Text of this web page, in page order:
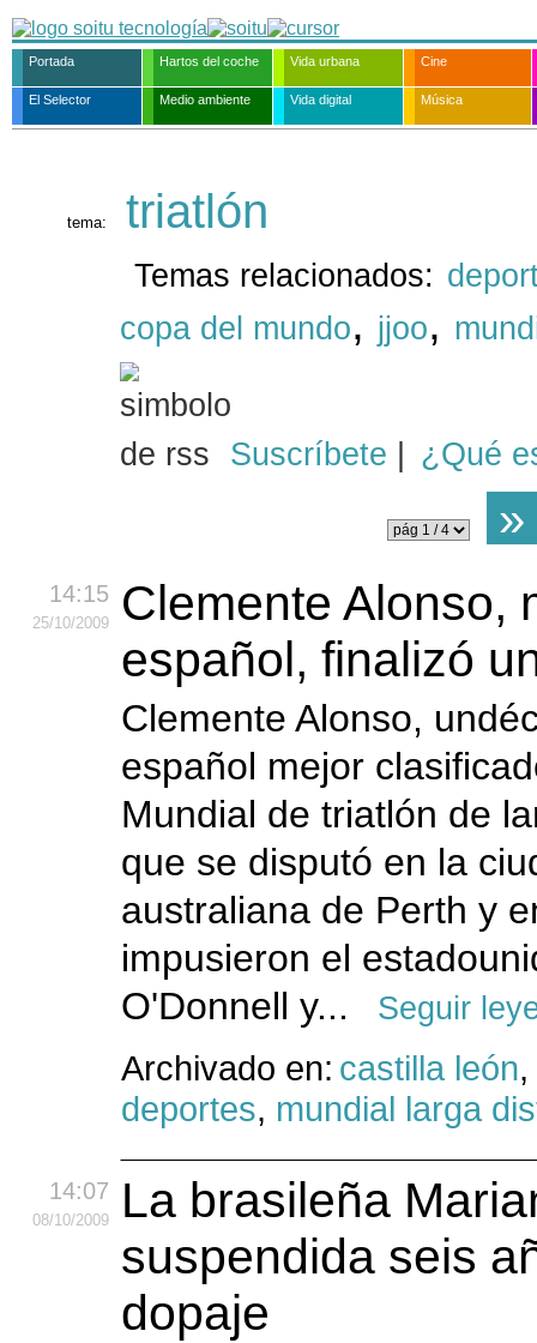
Portada Hartos del coche Vida urbana Cine
El Selector Medio ambiente Vida digital Música
tema: triatlón
Temas relacionados:
copa del mundo, jjoo,
Suscríbete ¿Qué
»
14:15
25/10/2009
Clemente Alonso,
español, finalizó
Clemente Alonso,
español mejor
Mundial de triatlón de
que se disputó en la
australiana de Perth y
impusieron el
O'Donnell y...
Seguir
Archivado en: castilla león,
deportes, mundial larga
14:07
08/10/2009
La brasileña
suspendida seis
dopaje